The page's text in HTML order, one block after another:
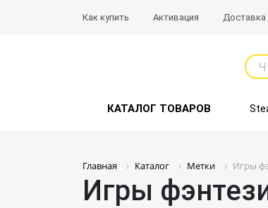
Как купить Активация Доставка
КАТАЛОГ ТОВАРОВ
Главная Каталог Метки Игры
Игры